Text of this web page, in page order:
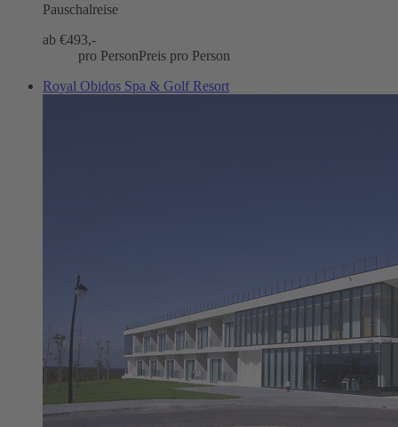
Pauschalreise
ab €493,-
pro PersonPreis pro Person
Royal Obidos Spa & Golf Resort